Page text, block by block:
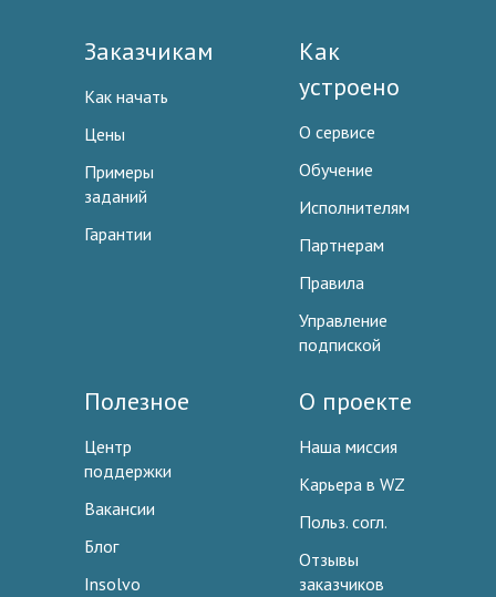
Заказчикам
Как начать
Цены
Примеры
заданий
Гарантии
Как
устроено
О сервисе
Обучение
Исполнителям
Партнерам
Правила
Управление
подпиской
Полезное
Центр
поддержки
Вакансии
Блог
Insolvo
О проекте
Наша миссия
Карьера в WZ
Польз. согл.
Отзывы
заказчиков